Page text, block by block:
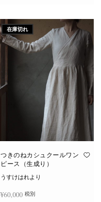
在庫切れ
つきのねカシュクールワン
ピース（生成り）
うすけはれより
¥60,000 税別